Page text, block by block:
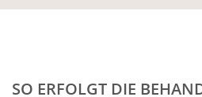
SO ERFOLGT DIE